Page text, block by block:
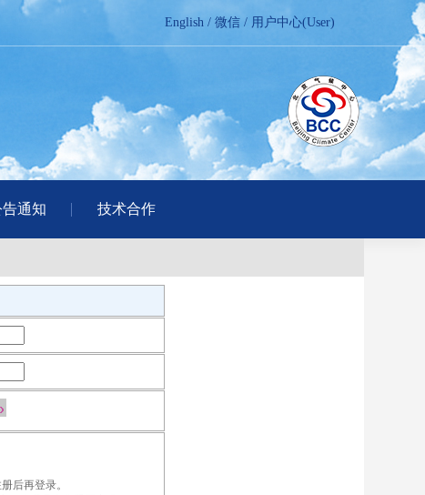
English / 微信 / 用户中心(User)
通知 技术合作
后再登录。